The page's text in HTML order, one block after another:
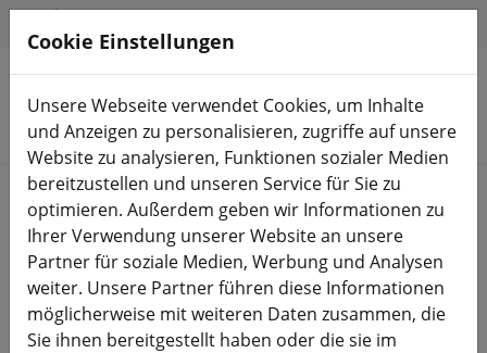
Produkte suchen
Start Zubehör Kabel & Stecker
Balancer Kabel EH-XH 4S kurz
Cookie Einstellungen
Unsere Webseite verwendet Cookies, um Inhalte
und Anzeigen zu personalisieren, zugriffe auf unsere
Website zu analysieren, Funktionen sozialer Medien
bereitzustellen und unseren Service für Sie zu
optimieren. Außerdem geben wir Informationen zu
Ihrer Verwendung unserer Website an unsere
Partner für soziale Medien, Werbung und Analysen
weiter. Unsere Partner führen diese Informationen
möglicherweise mit weiteren Daten zusammen, die
Sie ihnen bereitgestellt haben oder die sie im